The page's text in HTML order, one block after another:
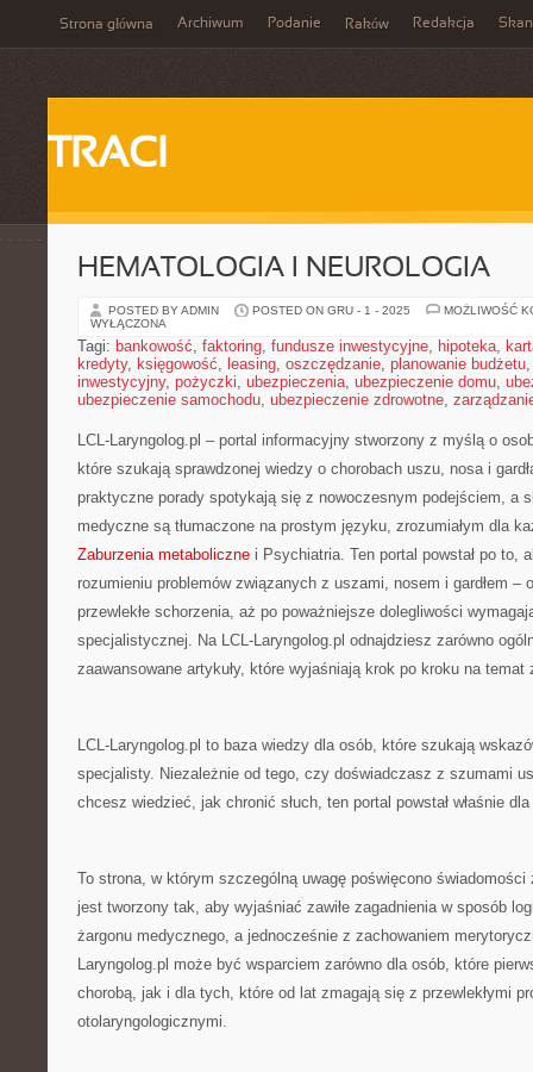
Strona główna Archiwum Podanie Raków Redakcja
TRACI
HEMATOLOGIA I NEUROLOGIA
POSTED BY ADMIN POSTED ON GRU - 1 - 2025
MOŻLIWOŚĆ
WYŁĄCZONA
Tagi: bankowość, faktoring, fundusze inwestycyjne, hipoteka,
kredyty, księgowość, leasing, oszczędzanie, planowanie budżetu
inwestycyjny, pożyczki, ubezpieczenia, ubezpieczenie domu,
ubezpieczenie samochodu, ubezpieczenie zdrowotne,
LCL-Laryngolog.pl – portal informacyjny stworzony z myślą o
które szukają sprawdzonej wiedzy o chorobach uszu, nosa i
praktyczne porady spotykają się z nowoczesnym podejściem, a
medyczne są tłumaczone na prostym języku, zrozumiałym dla
Zaburzenia metaboliczne i Psychiatria. Ten portal powstał po to,
rozumieniu problemów związanych z uszami, nosem i gardłem –
przewlekłe schorzenia, aż po poważniejsze dolegliwości
specjalistycznej. Na LCL-Laryngolog.pl odnajdziesz zarówno
zaawansowane artykuły, które wyjaśniają krok po kroku na temat
LCL-Laryngolog.pl to baza wiedzy dla osób, które szukają
specjalisty. Niezależnie od tego, czy doświadczasz z szumami
chcesz wiedzieć, jak chronić słuch, ten portal powstał właśnie
To strona, w którym szczególną uwagę poświęcono świadomości
jest tworzony tak, aby wyjaśniać zawiłe zagadnienia w sposób
żargonu medycznego, a jednocześnie z zachowaniem
Laryngolog.pl może być wsparciem zarówno dla osób, które
chorobą, jak i dla tych, które od lat zmagają się z przewlekłymi
otolaryngologicznymi.